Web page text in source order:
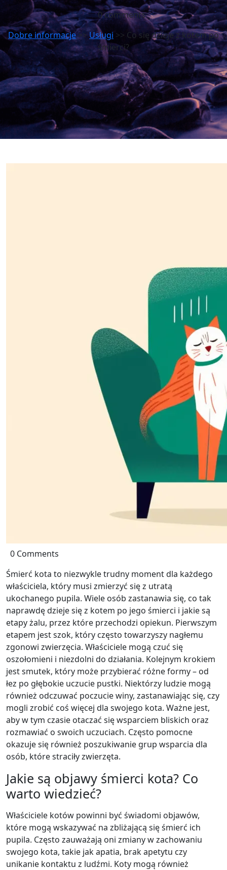
0 comments
Dobre informacje>>Usługi >> Co się dzieje z kotem po
śmierci?
0 Comments
Śmierć kota to niezwykle trudny moment dla każdego
właściciela, który musi zmierzyć się z utratą
ukochanego pupila. Wiele osób zastanawia się, co tak
naprawdę dzieje się z kotem po jego śmierci i jakie są
etapy żalu, przez które przechodzi opiekun. Pierwszym
etapem jest szok, który często towarzyszy nagłemu
zgonowi zwierzęcia. Właściciele mogą czuć się
oszołomieni i niezdolni do działania. Kolejnym krokiem
jest smutek, który może przybierać różne formy – od
łez po głębokie uczucie pustki. Niektórzy ludzie mogą
również odczuwać poczucie winy, zastanawiając się, czy
mogli zrobić coś więcej dla swojego kota. Ważne jest,
aby w tym czasie otaczać się wsparciem bliskich oraz
rozmawiać o swoich uczuciach. Często pomocne
okazuje się również poszukiwanie grup wsparcia dla
osób, które straciły zwierzęta.
Jakie są objawy śmierci kota? Co
warto wiedzieć?
Właściciele kotów powinni być świadomi objawów,
które mogą wskazywać na zbliżającą się śmierć ich
pupila. Często zauważają oni zmiany w zachowaniu
swojego kota, takie jak apatia, brak apetytu czy
unikanie kontaktu z ludźmi. Koty mogą również